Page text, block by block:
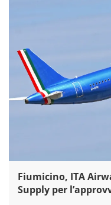
Fiumicino, ITA
Supply per